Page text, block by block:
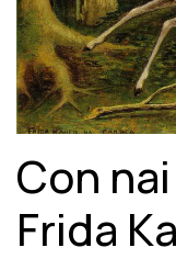
Con
Frida